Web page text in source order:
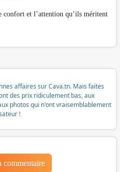
et l’attention qu’ils méritent
affaires sur Cava.tn. Mais faites
des prix ridiculement bas, aux
photos qui n'ont vraisemblablement
!
commentaire